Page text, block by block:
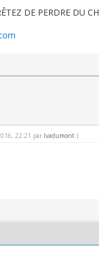
DE PERDRE DU
22:21 par Ivadumont.)